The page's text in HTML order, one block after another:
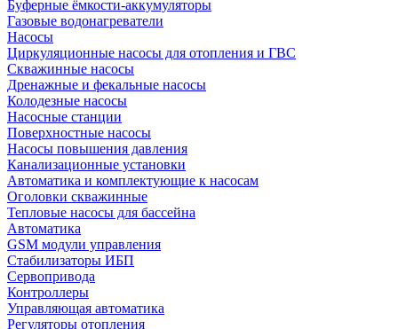
Буферные ёмкости-аккумуляторы
Газовые водонагреватели
Насосы
Циркуляционные насосы для отопления и ГВС
Скважинные насосы
Дренажные и фекальные насосы
Колодезные насосы
Насосные станции
Поверхностные насосы
Насосы повышения давления
Канализационные установки
Автоматика и комплектующие к насосам
Оголовки скважинные
Тепловые насосы для бассейна
Автоматика
GSM модули управления
Стабилизаторы ИБП
Сервопривода
Контроллеры
Управляющая автоматика
Регуляторы отопления